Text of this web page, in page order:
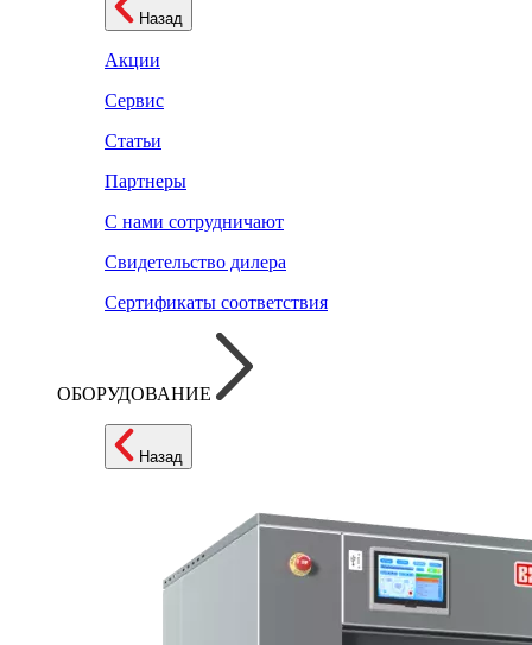
Назад
Акции
Сервис
Статьи
Партнеры
С нами сотрудничают
Свидетельство дилера
Сертификаты соответствия
ОБОРУДОВАНИЕ
Назад